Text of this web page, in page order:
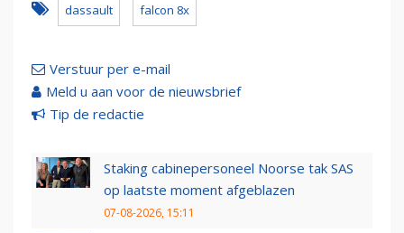
dassault falcon 8x
Verstuur per e-mail
Meld u aan voor de nieuwsbrief
Tip de redactie
Staking cabinepersoneel Noorse tak SAS
op laatste moment afgeblazen
07-08-2026, 15:11